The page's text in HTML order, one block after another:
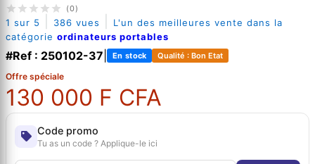
(0)
1 sur 5 386 vues
L'un des meilleures vente dans la
catégorie ordinateurs portables
#Ref : 250102-37 En stock Qualité : Bon Etat
Offre spéciale
130 000 F CFA
Code promo
Tu as un code ? Applique-le ici